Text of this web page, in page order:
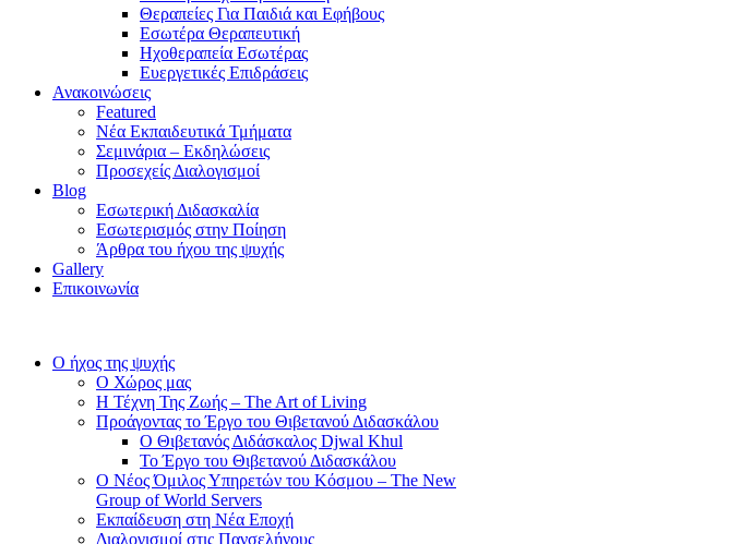
Θεραπείες Για Παιδιά και Εφήβους
Εσωτέρα Θεραπευτική
Ηχοθεραπεία Εσωτέρας
Ευεργετικές Επιδράσεις
Ανακοινώσεις
Featured
Νέα Εκπαιδευτικά Τμήματα
Σεμινάρια – Εκδηλώσεις
Προσεχείς Διαλογισμοί
Blog
Εσωτερική Διδασκαλία
Εσωτερισμός στην Ποίηση
Άρθρα του ήχου της ψυχής
Gallery
Επικοινωνία
Ο ήχος της ψυχής
Ο Χώρος μας
Η Τέχνη Της Ζωής – The Art of Living
Προάγοντας το Έργο του Θιβετανού Διδασκάλου
Ο Θιβετανός Διδάσκαλος Djwal Khul
Το Έργο του Θιβετανού Διδασκάλου
Ο Νέος Όμιλος Υπηρετών του Κόσμου – The New
Group of World Servers
Εκπαίδευση στη Νέα Εποχή
Διαλογισμοί στις Πανσελήνους